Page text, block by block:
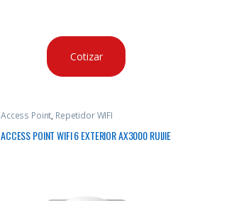
Cotizar
Access Point, Repetidor WIFI
ACCESS POINT WIFI 6 EXTERIOR AX3000 RUIJIE